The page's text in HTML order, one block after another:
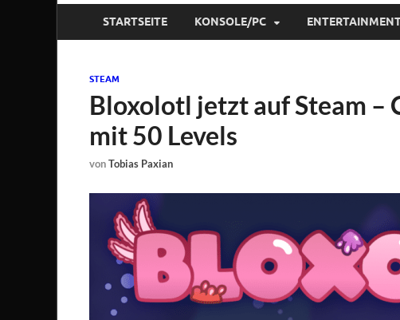
STARTSEITE KONSOLE/PC
STEAM
Bloxolotl jetzt auf Steam –
mit 50 Levels
vonTobias Paxian